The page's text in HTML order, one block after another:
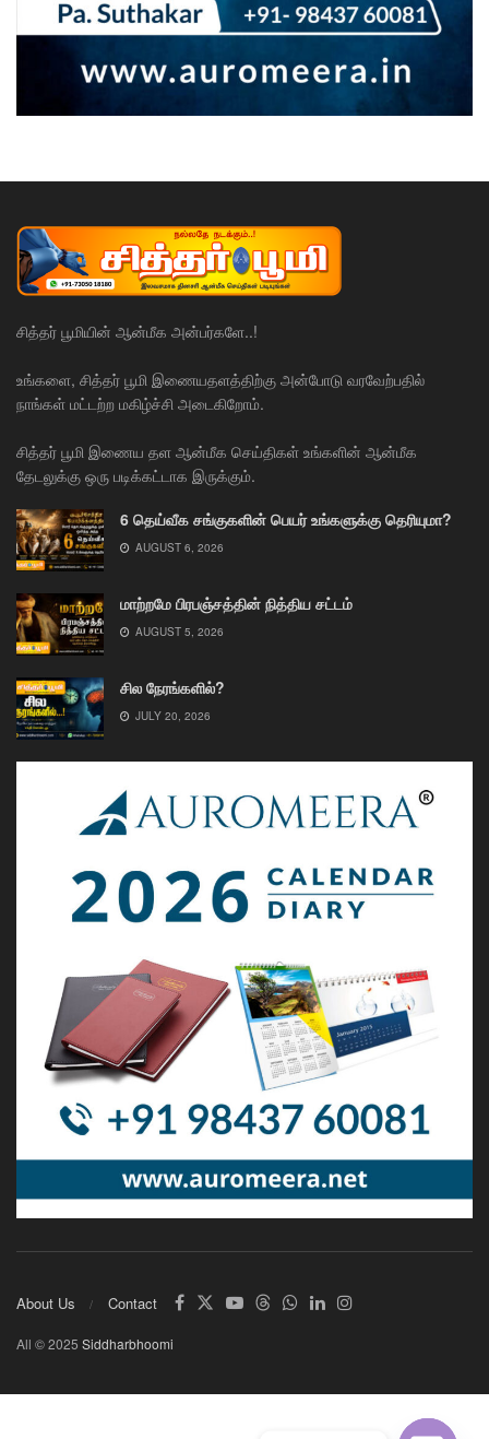
சித்தர் பூமியின் ஆன்மீக அன்பர்களே..!
உங்களை, சித்தர் பூமி இணையதளத்திற்கு அன்போடு வரவேற்பதில்
நாங்கள் மட்டற்ற மகிழ்ச்சி அடைகிறோம்.
சித்தர் பூமி இணைய தள ஆன்மீக செய்திகள் உங்களின் ஆன்மீக
தேடலுக்கு ஒரு படிக்கட்டாக இருக்கும்.
6 தெய்வீக சங்குகளின் பெயர் உங்களுக்கு தெரியுமா?
AUGUST 6, 2026
மாற்றமே பிரபஞ்சத்தின் நித்திய சட்டம்
AUGUST 5, 2026
சில நேரங்களில்?
JULY 20, 2026
About Us Contact
All © 2025 Siddharbhoomi